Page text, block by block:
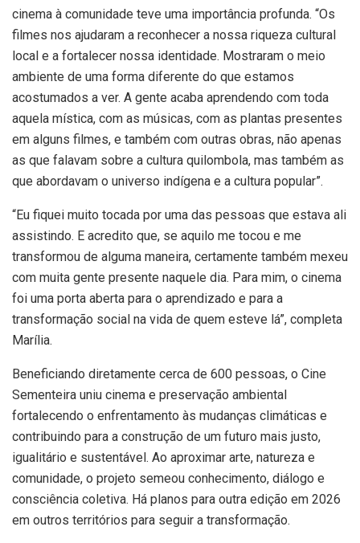
cinema à comunidade teve uma importância profunda. “Os
filmes nos ajudaram a reconhecer a nossa riqueza cultural
local e a fortalecer nossa identidade. Mostraram o meio
ambiente de uma forma diferente do que estamos
acostumados a ver. A gente acaba aprendendo com toda
aquela mística, com as músicas, com as plantas presentes
em alguns filmes, e também com outras obras, não apenas
as que falavam sobre a cultura quilombola, mas também as
que abordavam o universo indígena e a cultura popular”.
“Eu fiquei muito tocada por uma das pessoas que estava ali
assistindo. E acredito que, se aquilo me tocou e me
transformou de alguma maneira, certamente também mexeu
com muita gente presente naquele dia. Para mim, o cinema
foi uma porta aberta para o aprendizado e para a
transformação social na vida de quem esteve lá”, completa
Marília.
Beneficiando diretamente cerca de 600 pessoas, o Cine
Sementeira uniu cinema e preservação ambiental
fortalecendo o enfrentamento às mudanças climáticas e
contribuindo para a construção de um futuro mais justo,
igualitário e sustentável. Ao aproximar arte, natureza e
comunidade, o projeto semeou conhecimento, diálogo e
consciência coletiva. Há planos para outra edição em 2026
em outros territórios para seguir a transformação.